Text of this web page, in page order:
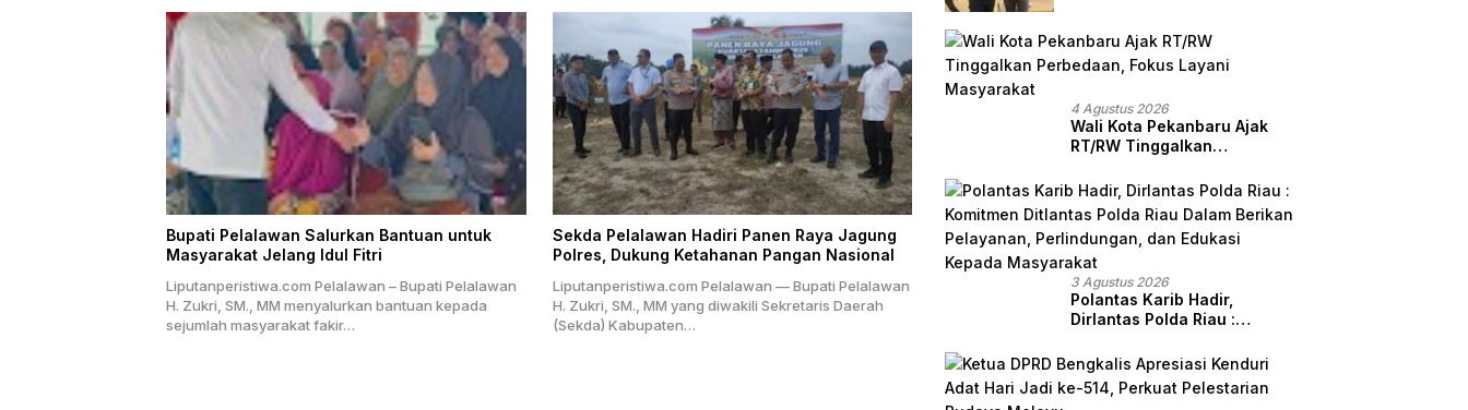
Bupati Pelalawan Salurkan Bantuan untuk
Masyarakat Jelang Idul Fitri
Liputanperistiwa.com Pelalawan – Bupati Pelalawan
H. Zukri, SM., MM menyalurkan bantuan kepada
sejumlah masyarakat fakir…
Sekda Pelalawan Hadiri Panen Raya Jagung
Polres, Dukung Ketahanan Pangan Nasional
Liputanperistiwa.com Pelalawan — Bupati Pelalawan
H. Zukri, SM., MM yang diwakili Sekretaris Daerah
(Sekda) Kabupaten…
Pekanbaru
4 Agustus 2026
Wali Kota Pekanbaru Ajak
RT/RW Tinggalkan
Masyarakat
3 Agustus 2026
Polantas Karib Hadir,
Dirlantas Polda Riau :
Riau Dalam Berikan
Pelayanan, Perlindungan,
dan Edukasi Kepada